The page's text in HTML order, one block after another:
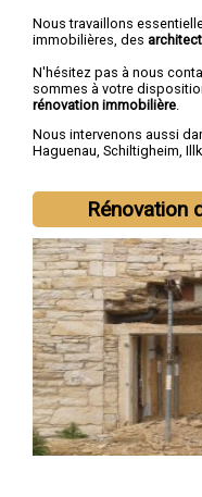
Nous travaillons
immobilières, des
N'hésitez pas à nous
sommes à votre
rénovation immobilière
Nous intervenons aussi
Haguenau, Schiltigheim,
Rénovation